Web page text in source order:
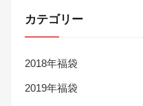
カテゴリー
2018年福袋
2019年福袋